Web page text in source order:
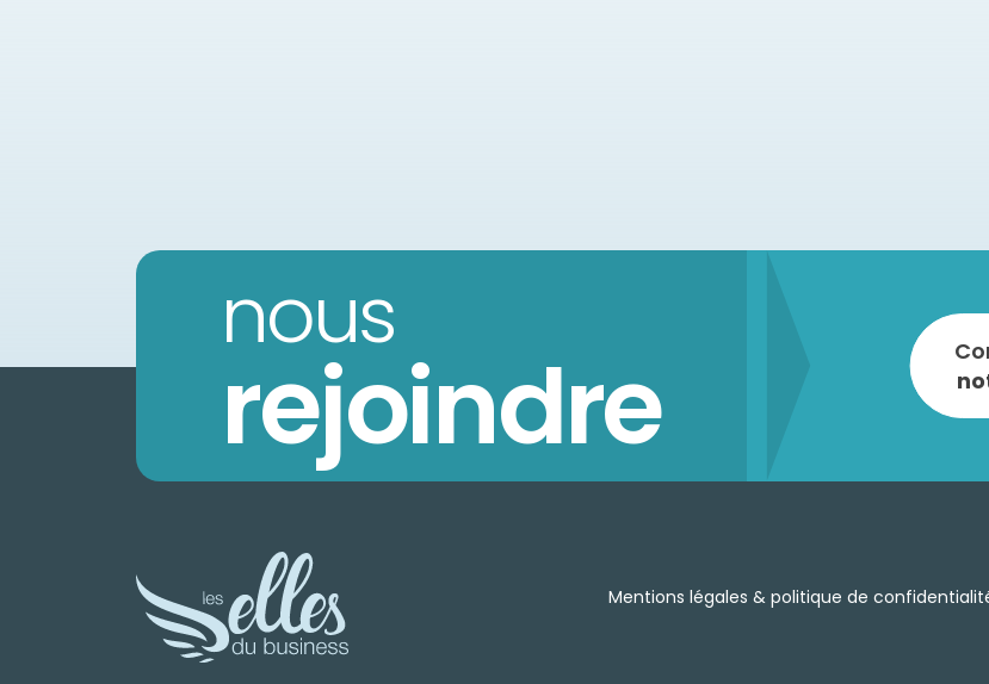
nous
rejoindre
Mentions légales & politique de